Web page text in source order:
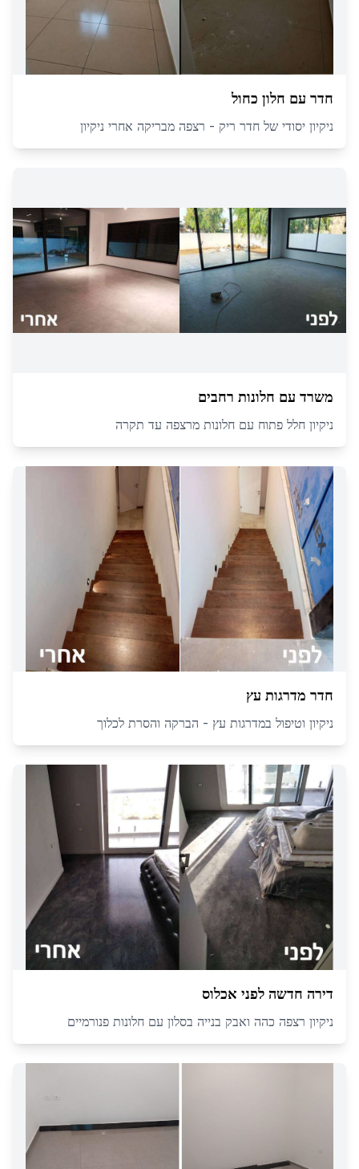
חדר עם חלון כחול
ניקיון יסודי של חדר ריק - רצפה מבריקה אחרי ניקיון
משרד עם חלונות רחבים
ניקיון חלל פתוח עם חלונות מרצפה עד תקרה
חדר מדרגות עץ
ניקיון וטיפול במדרגות עץ - הברקה והסרת לכלוך
דירה חדשה לפני אכלוס
ניקיון רצפה כהה ואבק בנייה בסלון עם חלונות פנורמיים